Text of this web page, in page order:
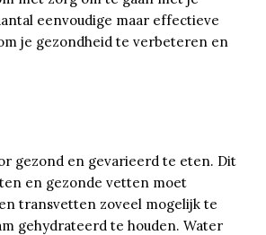
eenvoudige maar effectieve
je gezondheid te verbeteren en
gezond en gevarieerd te eten. Dit
en gezonde vetten moet
transvetten zoveel mogelijk te
gehydrateerd te houden. Water